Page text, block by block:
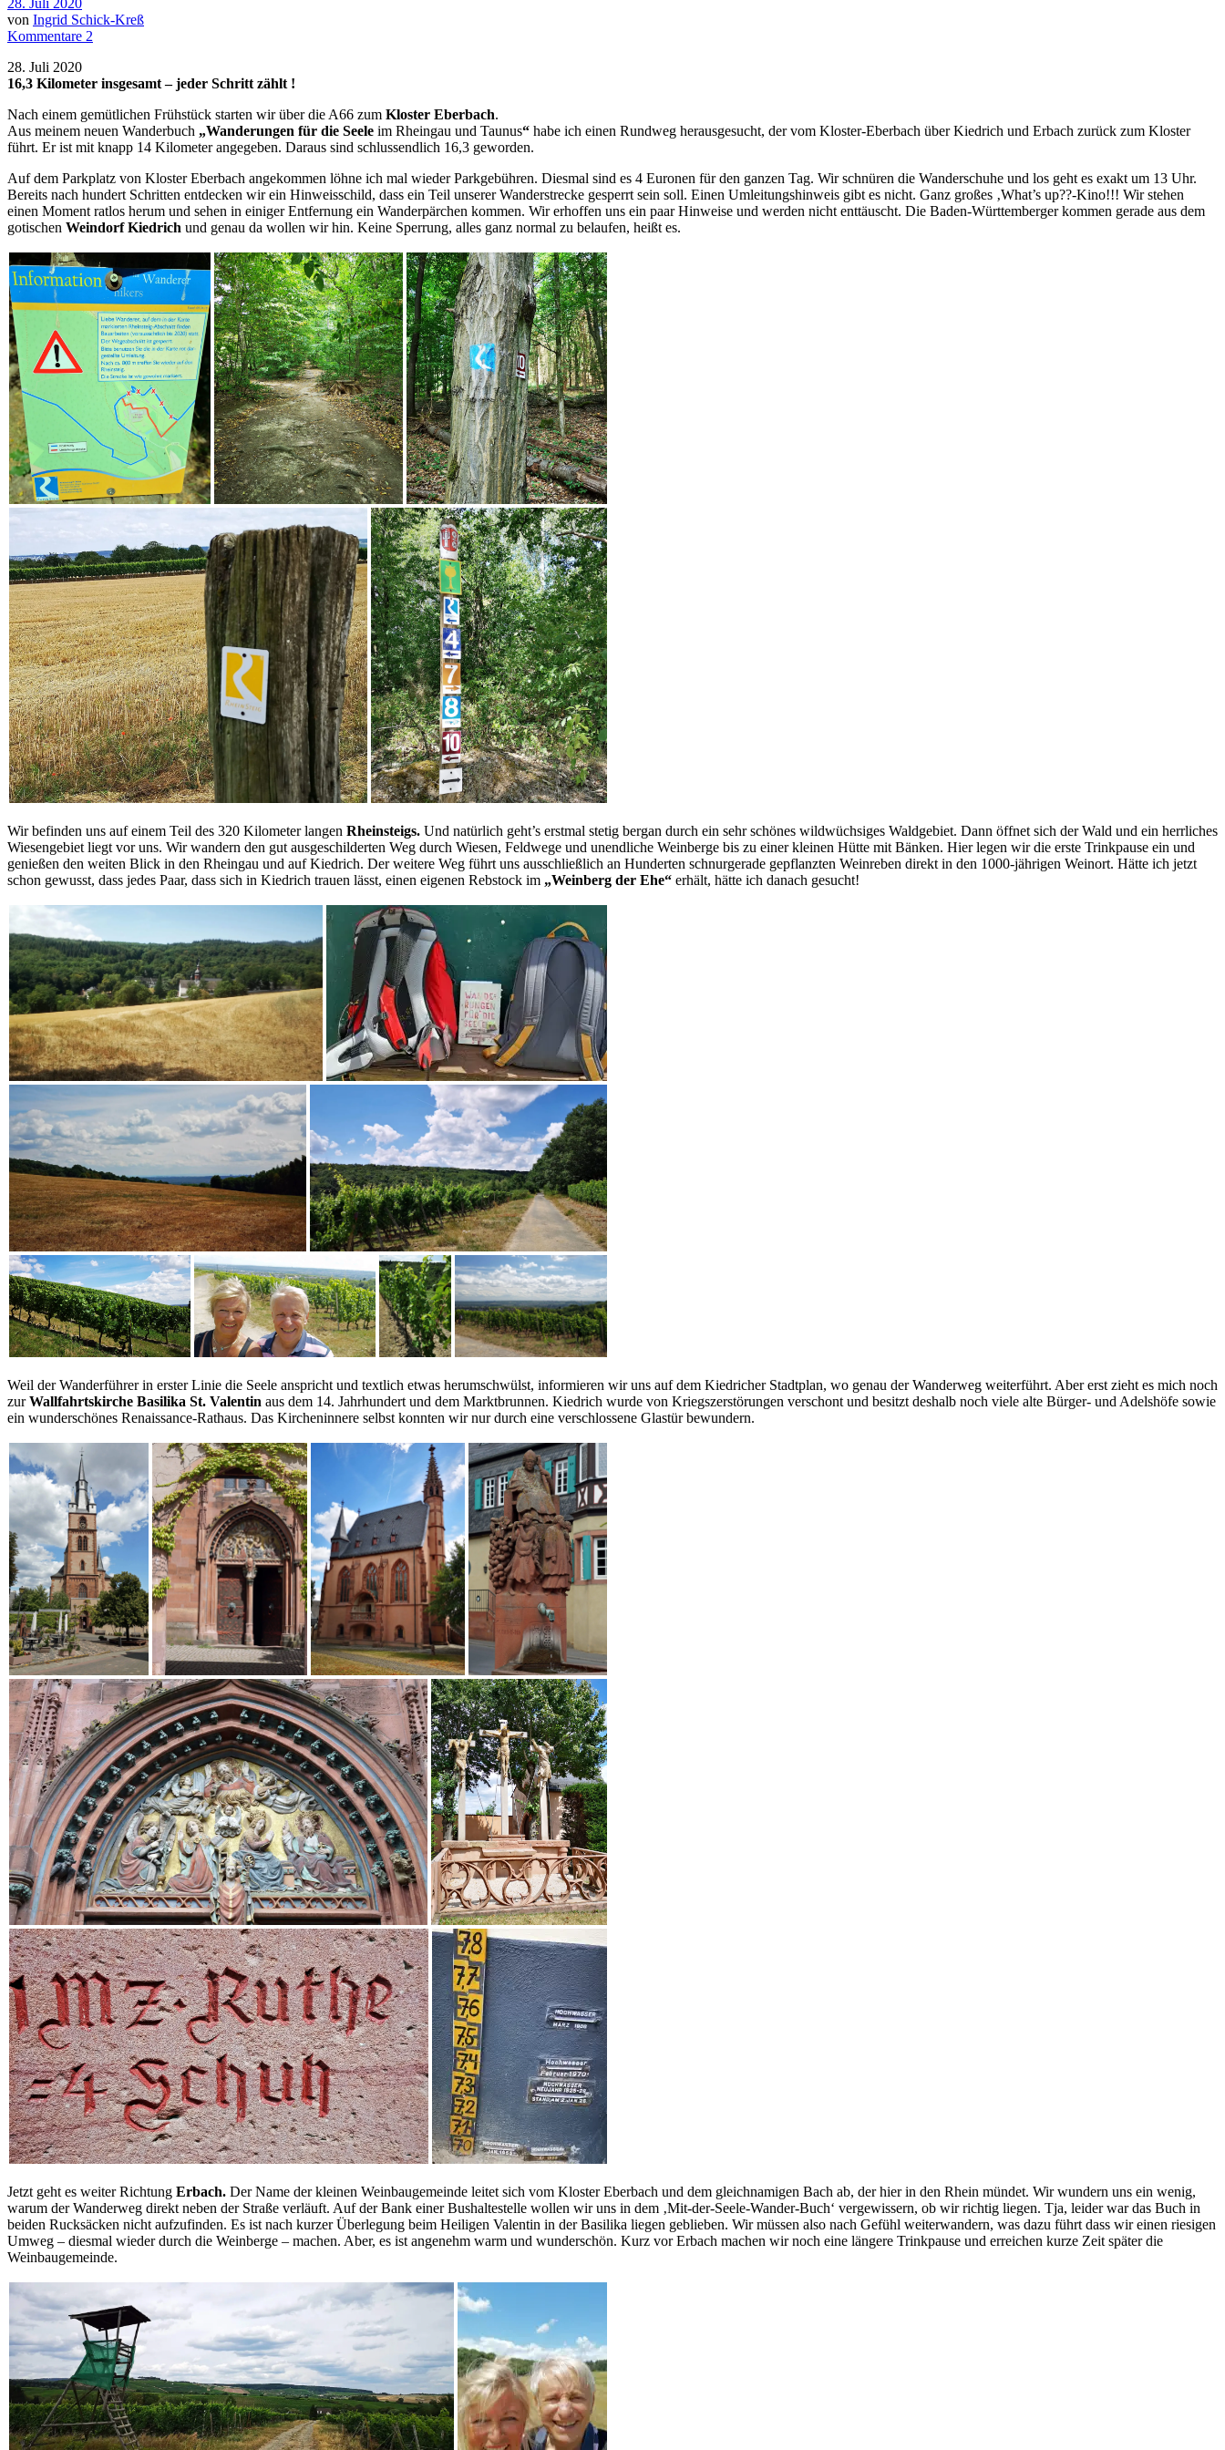
von Ingrid Schick-Kreß
Kommentare 2
28. Juli 2020
16,3 Kilometer insgesamt – jeder Schritt zählt !
Nach einem gemütlichen Frühstück starten wir über die A66 zum Kloster Eberbach.
Aus meinem neuen Wanderbuch „Wanderungen für die Seele im Rheingau und Taunus“ habe ich einen Rundweg herausgesucht, der vom Kloster-Eberbach über Kiedrich und Erbach zurück zum Kloster
führt. Er ist mit knapp 14 Kilometer angegeben. Daraus sind schlussendlich 16,3 geworden.
Auf dem Parkplatz von Kloster Eberbach angekommen löhne ich mal wieder Parkgebühren. Diesmal sind es 4 Euronen für den ganzen Tag. Wir schnüren die Wanderschuhe und los geht es exakt um 13 Uhr.
Bereits nach hundert Schritten entdecken wir ein Hinweisschild, dass ein Teil unserer Wanderstrecke gesperrt sein soll. Einen Umleitungshinweis gibt es nicht. Ganz großes ‚What’s up??-Kino!!! Wir stehen
einen Moment ratlos herum und sehen in einiger Entfernung ein Wanderpärchen kommen. Wir erhoffen uns ein paar Hinweise und werden nicht enttäuscht. Die Baden-Württemberger kommen gerade aus dem
gotischen Weindorf Kiedrich und genau da wollen wir hin. Keine Sperrung, alles ganz normal zu belaufen, heißt es.
Wir befinden uns auf einem Teil des 320 Kilometer langen Rheinsteigs. Und natürlich geht’s erstmal stetig bergan durch ein sehr schönes wildwüchsiges Waldgebiet. Dann öffnet sich der Wald und ein herrliches
Wiesengebiet liegt vor uns. Wir wandern den gut ausgeschilderten Weg durch Wiesen, Feldwege und unendliche Weinberge bis zu einer kleinen Hütte mit Bänken. Hier legen wir die erste Trinkpause ein und
genießen den weiten Blick in den Rheingau und auf Kiedrich. Der weitere Weg führt uns ausschließlich an Hunderten schnurgerade gepflanzten Weinreben direkt in den 1000-jährigen Weinort. Hätte ich jetzt
schon gewusst, dass jedes Paar, dass sich in Kiedrich trauen lässt, einen eigenen Rebstock im „Weinberg der Ehe“ erhält, hätte ich danach gesucht!
Weil der Wanderführer in erster Linie die Seele anspricht und textlich etwas herumschwülst, informieren wir uns auf dem Kiedricher Stadtplan, wo genau der Wanderweg weiterführt. Aber erst zieht es mich noch
zurWallfahrtskirche Basilika St. Valentin aus dem 14. Jahrhundert und dem Marktbrunnen. Kiedrich wurde von Kriegszerstörungen verschont und besitzt deshalb noch viele alte Bürger- und Adelshöfe sowie
ein wunderschönes Renaissance-Rathaus. Das Kircheninnere selbst konnten wir nur durch eine verschlossene Glastür bewundern.
Jetzt geht es weiter Richtung Erbach. Der Name der kleinen Weinbaugemeinde leitet sich vom Kloster Eberbach und dem gleichnamigen Bach ab, der hier in den Rhein mündet. Wir wundern uns ein wenig,
warum der Wanderweg direkt neben der Straße verläuft. Auf der Bank einer Bushaltestelle wollen wir uns in dem ‚Mit-der-Seele-Wander-Buch‘ vergewissern, ob wir richtig liegen. Tja, leider war das Buch in
beiden Rucksäcken nicht aufzufinden. Es ist nach kurzer Überlegung beim Heiligen Valentin in der Basilika liegen geblieben. Wir müssen also nach Gefühl weiterwandern, was dazu führt dass wir einen riesigen
Umweg – diesmal wieder durch die Weinberge – machen. Aber, es ist angenehm warm und wunderschön. Kurz vor Erbach machen wir noch eine längere Trinkpause und erreichen kurze Zeit später die
Weinbaugemeinde.